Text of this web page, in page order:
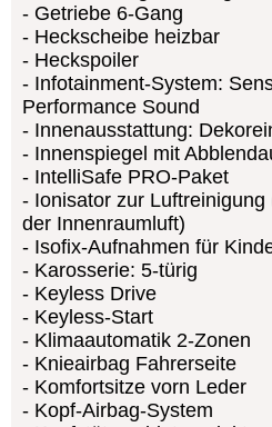
Getriebe 6-Gang
Heckscheibe heizbar
Heckspoiler
Infotainment-System:
Performance Sound
Innenausstattung:
Innenspiegel mit
IntelliSafe PRO-Paket
Ionisator zur
der Innenraumluft)
Isofix-Aufnahmen für
Karosserie: 5-türig
Keyless Drive
Keyless-Start
Klimaautomatik 2-Zonen
Knieairbag Fahrerseite
Komfortsitze vorn Leder
Kopf-Airbag-System